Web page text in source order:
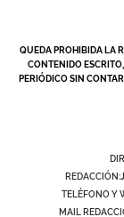
QUEDA PROHIBIDA LA
CONTENIDO
PERIÓDICO SIN
REDACCIÓN:
TELÉFONO Y
MAIL